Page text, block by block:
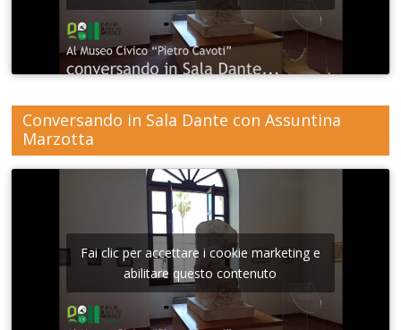
Conversando in Sala Dante con Assuntina
Marzotta
Fai clic per accettare i cookie marketing e
abilitare questo contenuto